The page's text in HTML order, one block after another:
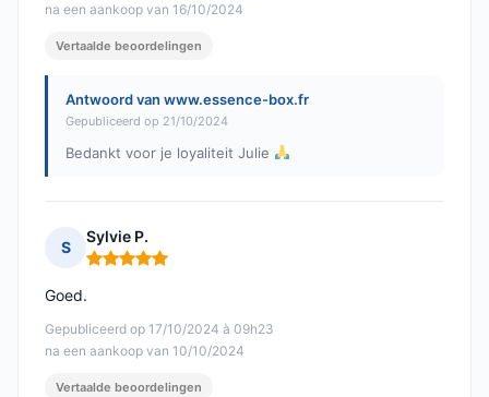
na een aankoop van 16/10/2024
Vertaalde beoordelingen
Antwoord van www.essence-box.fr
Gepubliceerd op 21/10/2024
Bedankt voor je loyaliteit Julie
S
Sylvie P.
Opmerking: 5 van 5
Gepubliceerd op 17/10/2024 à 09h23
na een aankoop van 10/10/2024
Goed.
Vertaalde beoordelingen